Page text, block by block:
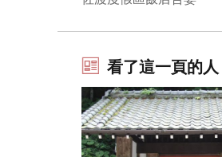
看了這一頁的人